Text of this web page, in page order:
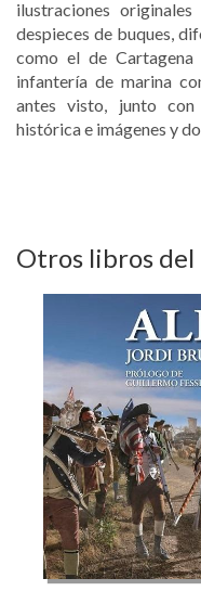
ilustraciones
despieces de buques,
como el de
infantería de marina
antes visto, junto
histórica e imágenes y
Otros libros